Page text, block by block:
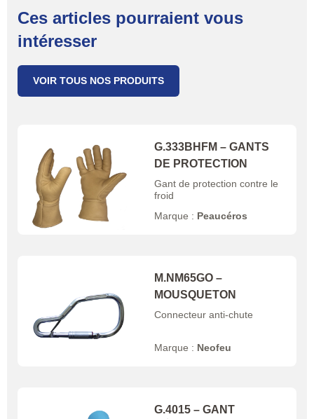
Ces articles pourraient vous
intéresser
VOIR TOUS NOS PRODUITS
G.333BHFM – GANTS
DE PROTECTION
Gant de protection contre le
froid
Marque : Peaucéros
M.NM65GO –
MOUSQUETON
Connecteur anti-chute
Marque : Neofeu
G.4015 – GANT